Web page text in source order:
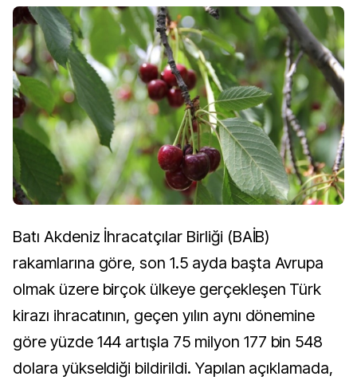
Batı Akdeniz İhracatçılar Birliği (BAİB)
rakamlarına göre, son 1.5 ayda başta Avrupa
olmak üzere birçok ülkeye gerçekleşen Türk
kirazı ihracatının, geçen yılın aynı dönemine
göre yüzde 144 artışla 75 milyon 177 bin 548
dolara yükseldiği bildirildi. Yapılan açıklamada,